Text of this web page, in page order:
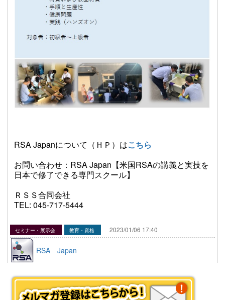
RSA Japanについて（ＨＰ）はこちら
お問い合わせ：RSA Japan【米国RSAの講義と実技を
日本で修了できる専門スクール】
ＲＳＳ合同会社
TEL: 045-717-5444
セミナー・展示会 教育・資格 2023/01/06 17:40
RSA Japan